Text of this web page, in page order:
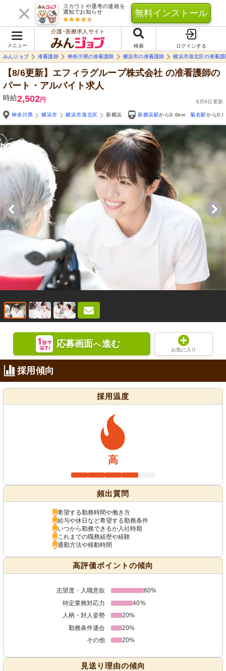
スカウトや選考の連絡を
通知でお知らせ
無料インストール
メニュー
介護･医療求人サイト
検索
ログインする
みんジョブ
准看護師 神奈川県の准看護師 横浜市の准看護師 横浜市港北区の准看護
【8/6更新】エフィラグループ株式会社 の准看護師の
パート・アルバイト求人
時給2,502円 8月6日更新
神奈川県 横浜市 横浜市港北区 新横浜 新横浜駅から0.6km 菊名駅から
応募画面へ進む
お気に入り
採用傾向
採用温度
高
頻出質問
希望する勤務時間や働き方
給与や休日など希望する勤務条件
いつから勤務できるか入社時期
これまでの職務経歴や経験
通勤方法や移動時間
高評価ポイントの傾向
志望度・入職意欲
60%
特定業務対応力
40%
人柄・対人姿勢
20%
勤務条件適合
20%
その他
20%
見送り理由の傾向